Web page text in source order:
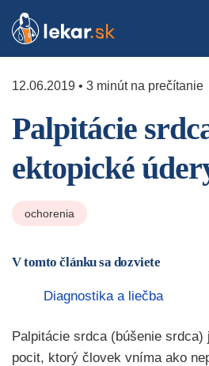
12.06.2019 • 3 minút na prečítanie
Palpitácie
ektopické
ochorenia
V tomto článku sa dozviete
Diagnostika a liečba
Palpitácie srdca (búšenie
pocit, ktorý človek vníma ako